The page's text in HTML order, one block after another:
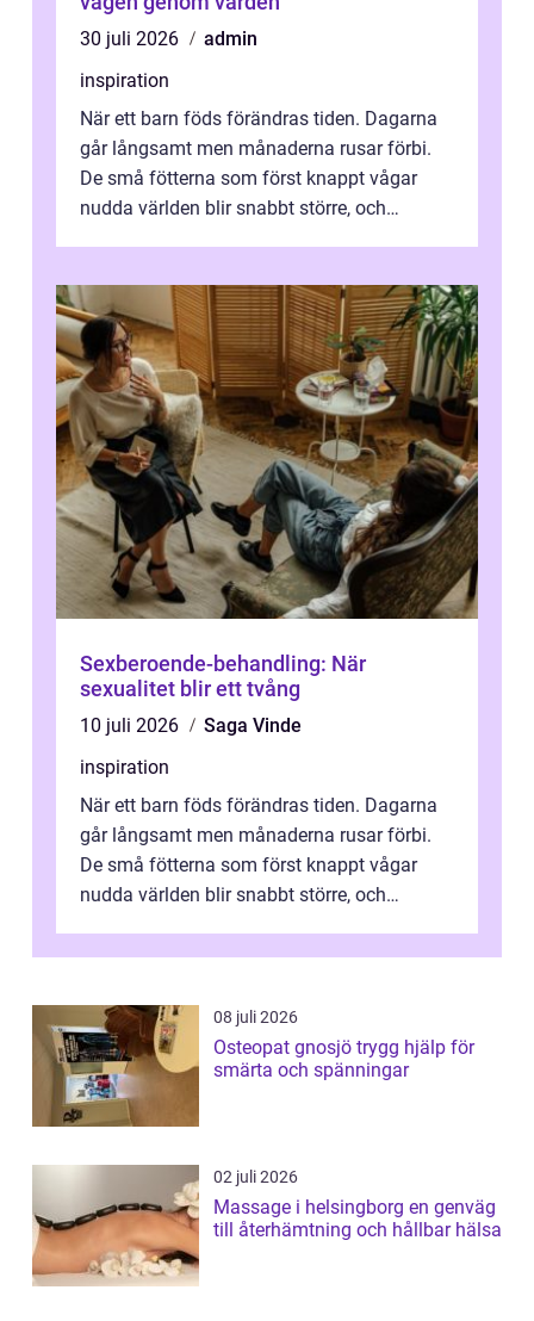
30 juli 2026
admin
inspiration
När ett barn föds förändras tiden. Dagarna
går långsamt men månaderna rusar förbi.
De små fötterna som först knappt vågar
nudda världen blir snabbt större, och
Sexberoende-behandling: När
sexualitet blir ett tvång
10 juli 2026
Saga Vinde
inspiration
När ett barn föds förändras tiden. Dagarna
går långsamt men månaderna rusar förbi.
De små fötterna som först knappt vågar
nudda världen blir snabbt större, och
08 juli 2026
Osteopat gnosjö trygg hjälp för
smärta och spänningar
02 juli 2026
Massage i helsingborg en genväg
till återhämtning och hållbar hälsa